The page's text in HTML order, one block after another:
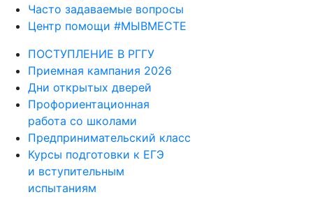
Часто задаваемые вопросы
Центр помощи #МЫВМЕСТЕ
ПОСТУПЛЕНИЕ В РГГУ
Приемная кампания 2026
Дни открытых дверей
Профориентационная
работа со школами
Предпринимательский класс
Курсы подготовки к ЕГЭ
и вступительным
испытаниям